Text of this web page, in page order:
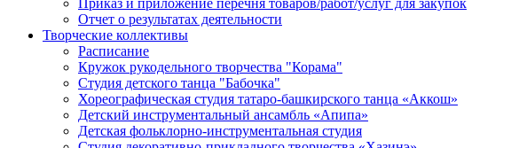
Приказ и приложение перечня товаров/работ/услуг для закупок
Отчет о результатах деятельности
Творческие коллективы
Расписание
Кружок рукодельного творчества "Корама"
Студия детского танца "Бабочка"
Хореографическая студия татаро-башкирского танца «Аккош»
Детский инструментальный ансамбль «Апипа»
Детская фольклорно-инструментальная студия